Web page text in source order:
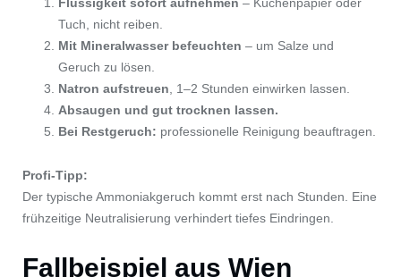
Tuch, nicht reiben.
Mit Mineralwasser befeuchten – um Salze und
Geruch zu lösen.
Natron aufstreuen , 1–2 Stunden einwirken lassen.
Absaugen und gut trocknen lassen.
Bei Restgeruch: professionelle Reinigung beauftragen.
Profi-Tipp:
Der typische Ammoniakgeruch kommt erst nach Stunden. Eine
frühzeitige Neutralisierung verhindert tiefes Eindringen.
Fallbeispiel aus Wien